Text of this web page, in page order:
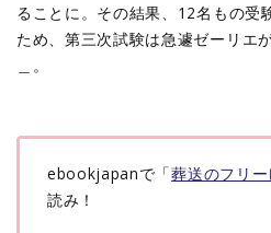
ることに。その結果、12名もの受
ため、第三次試験は急遽ゼーリエ
＿。
ebookjapanで「葬送のフリ
読み！